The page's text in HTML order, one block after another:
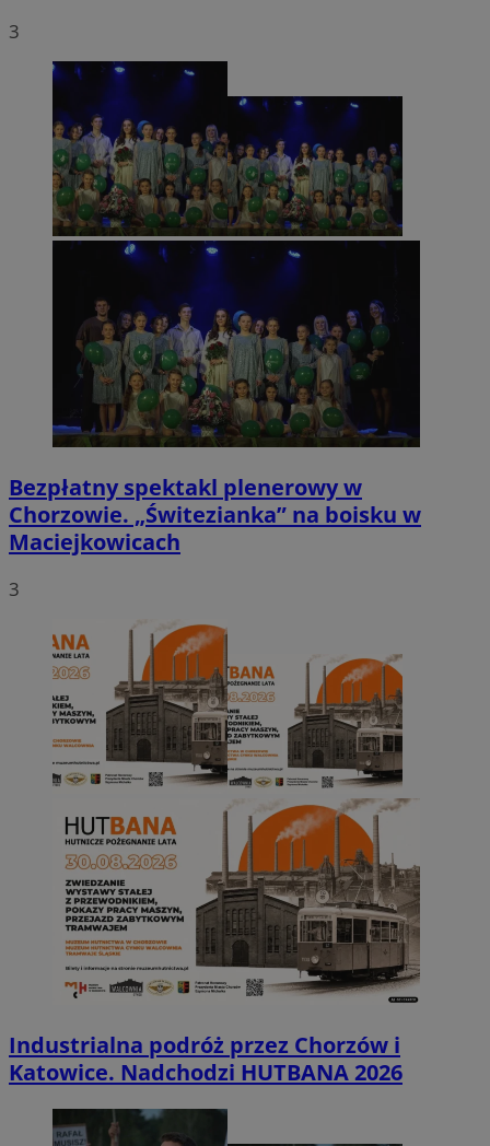
3
Bezpłatny spektakl plenerowy w
Chorzowie. „Świtezianka” na boisku w
Maciejkowicach
3
Industrialna podróż przez Chorzów i
Katowice. Nadchodzi HUTBANA 2026